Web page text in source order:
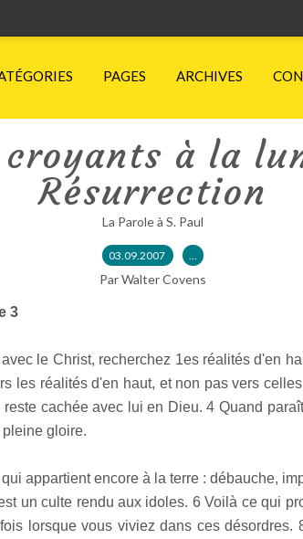
PAGES ARCHIVES
à la
Résurrection
La Parole à S. Paul
03.09.2007 …
Par Walter Covens
3
le Christ, recherchez 1es réalités d'en
les réalités d'en haut, et non pas vers
cachée avec lui en Dieu. 4 Quand
gloire.
appartient encore à la terre : débauche,
un culte rendu aux idoles. 6 Voilà ce qui
lorsque vous viviez dans ces désordres.